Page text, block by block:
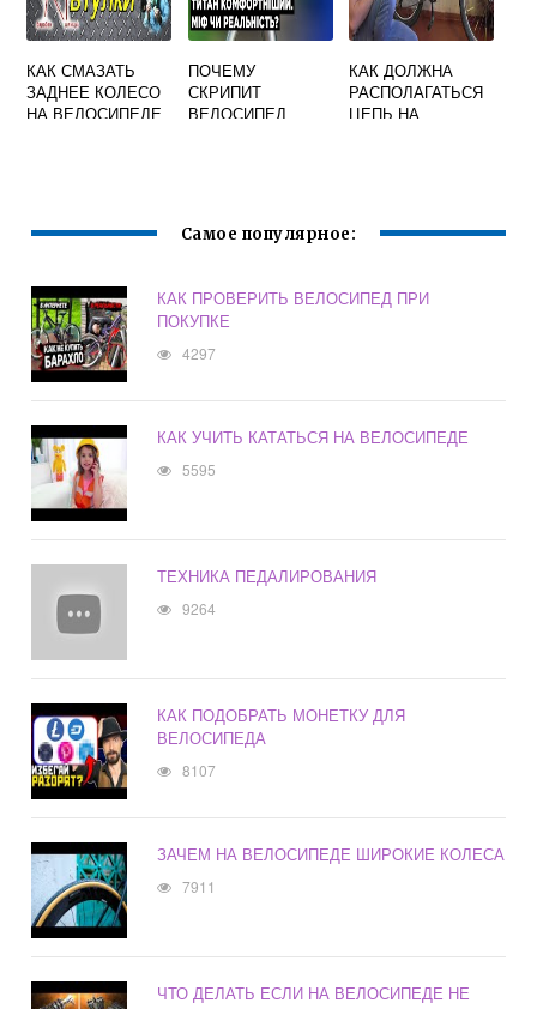
КАК СМАЗАТЬ
ЗАДНЕЕ КОЛЕСО
НА ВЕЛОСИПЕДЕ
ПОЧЕМУ
СКРИПИТ
ВЕЛОСИПЕД
КАК ДОЛЖНА
РАСПОЛАГАТЬСЯ
ЦЕПЬ НА
Самое популярное:
КАК ПРОВЕРИТЬ ВЕЛОСИПЕД ПРИ
ПОКУПКЕ
4297
КАК УЧИТЬ КАТАТЬСЯ НА ВЕЛОСИПЕДЕ
5595
ТЕХНИКА ПЕДАЛИРОВАНИЯ
9264
КАК ПОДОБРАТЬ МОНЕТКУ ДЛЯ
ВЕЛОСИПЕДА
8107
ЗАЧЕМ НА ВЕЛОСИПЕДЕ ШИРОКИЕ КОЛЕСА
7911
ЧТО ДЕЛАТЬ ЕСЛИ НА ВЕЛОСИПЕДЕ НЕ